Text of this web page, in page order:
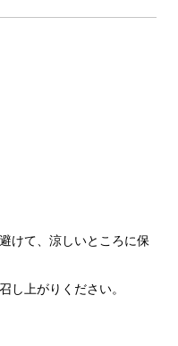
けて、涼しいところに保
し上がりください。